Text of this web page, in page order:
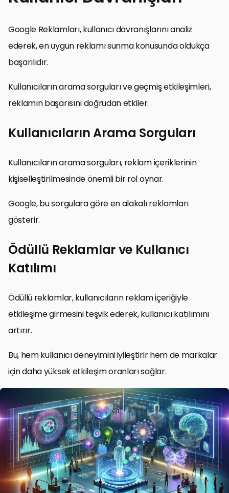
Google Reklamları, kullanıcı davranışlarını analiz
ederek, en uygun reklamı sunma konusunda oldukça
başarılıdır.
Kullanıcıların arama sorguları ve geçmiş etkileşimleri,
reklamın başarısını doğrudan etkiler.
Kullanıcıların Arama Sorguları
Kullanıcıların arama sorguları, reklam içeriklerinin
kişiselleştirilmesinde önemli bir rol oynar.
Google, bu sorgulara göre en alakalı reklamları
gösterir.
Ödüllü Reklamlar ve Kullanıcı
Katılımı
Ödüllü reklamlar, kullanıcıların reklam içeriğiyle
etkileşime girmesini teşvik ederek, kullanıcı katılımını
artırır.
Bu, hem kullanıcı deneyimini iyileştirir hem de markalar
için daha yüksek etkileşim oranları sağlar.